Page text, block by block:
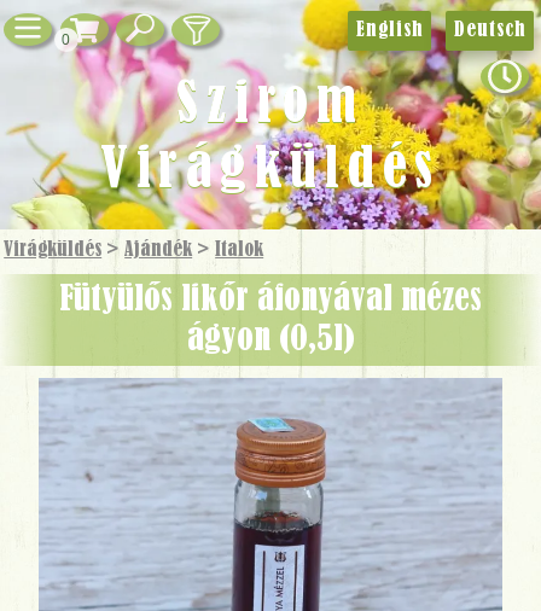
0
Virágküldés >Ajándék > Italok
Fütyülős likőr áfonyával mézes
ágyon (0,5l)
English Deutsch
Szirom
Virágküldés